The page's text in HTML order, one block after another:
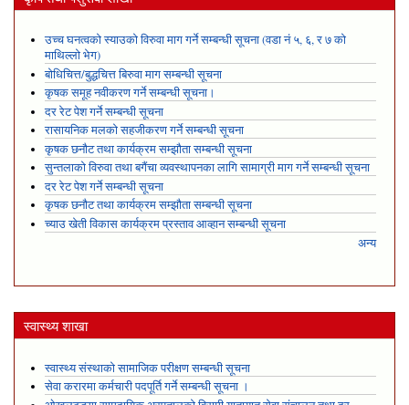
उच्च घनत्वको स्याउको विरुवा माग गर्ने सम्बन्धी सूचना (वडा नं ५, ६, र ७ को
माथिल्लो भेग)
बोधिचित्त/बुद्धचित्त बिरुवा माग सम्बन्धी सूचना
कृषक समूह नवीकरण गर्ने सम्बन्धी सूचना।
दर रेट पेश गर्ने सम्बन्धी सूचना
रासायनिक मलको सहजीकरण गर्ने सम्बन्धी सूचना
कृषक छनौट तथा कार्यक्रम सम्झौता सम्बन्धी सूचना
सुन्तलाको विरुवा तथा बगैंचा व्यवस्थापनका लागि सामाग्री माग गर्ने सम्बन्धी सूचना
दर रेट पेश गर्ने सम्बन्धी सूचना
कृषक छनौट तथा कार्यक्रम सम्झौता सम्बन्धी सूचना
च्याउ खेती विकास कार्यक्रम प्रस्ताव आव्हान सम्बन्धी सूचना
अन्य
स्वास्थ्य शाखा
स्वास्थ्य संस्थाको सामाजिक परीक्षण सम्बन्धी सूचना
सेवा करारमा कर्मचारी पदपूर्ति गर्ने सम्बन्धी सूचना ।